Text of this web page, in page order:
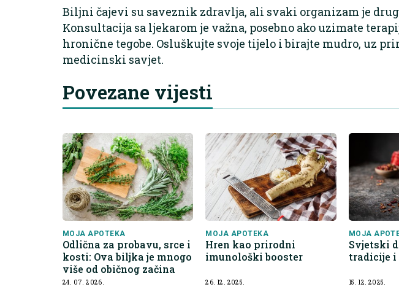
Biljni čajevi su saveznik zdravlja, ali svaki organizam je
Konsultacija sa ljekarom je važna, posebno ako uzimate
hronične tegobe. Osluškujte svoje tijelo i birajte mudro, uz
medicinski savjet.
Povezane vijesti
MOJA APOTEKA
Odlična za probavu, srce i
kosti: Ova biljka je mnogo
više od običnog začina
24. 07. 2026.
MOJA APOTEKA
Hren kao prirodni
imunološki booster
26. 12. 2025.
MOJA
Svjetski
tradicije i
15. 12. 2025.